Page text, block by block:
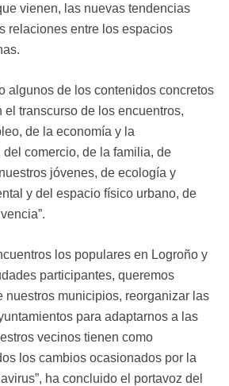
vienen, las nuevas tendencias
relaciones entre los espacios
algunos de los contenidos concretos
el transcurso de los encuentros,
de la economía y la
comercio, de la familia, de
jóvenes, de ecología y
y del espacio físico urbano, de
los populares en Logroño y
participantes, queremos
nuestros municipios, reorganizar las
para adaptarnos a las
vecinos tienen como
los cambios ocasionados por la
ha concluido el portavoz del